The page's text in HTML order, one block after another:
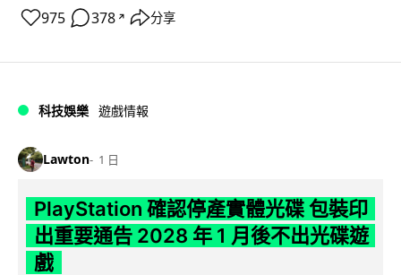
975 378 ↗ 分享
科技娛樂 遊戲情報
Lawton 1 日
PlayStation 確認停產實體光碟 包裝印
出重要通告 2028 年 1 月後不出光碟遊
戲